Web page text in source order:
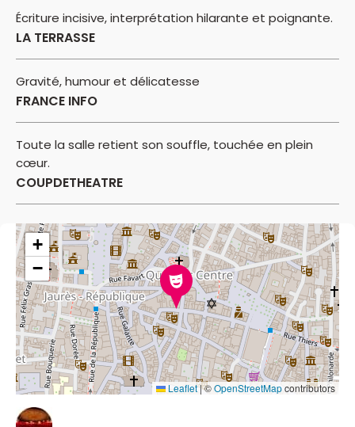
Écriture incisive, interprétation hilarante et poignante.
LA TERRASSE
Gravité, humour et délicatesse
FRANCE INFO
Toute la salle retient son souffle, touchée en plein
cœur.
COUPDETHEATRE
+
−
Leaflet|©OpenStreetMapcontributors